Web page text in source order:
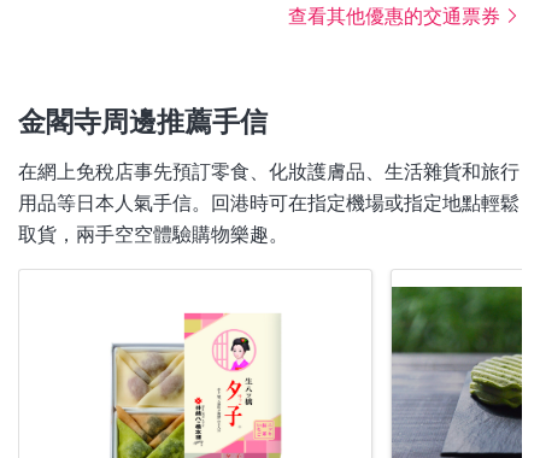
查看其他優惠的交通票券
金閣寺周邊推薦手信
在網上免稅店事先預訂零食、化妝護膚品、生活雜貨和旅行
用品等日本人氣手信。回港時可在指定機場或指定地點輕鬆
取貨，兩手空空體驗購物樂趣。